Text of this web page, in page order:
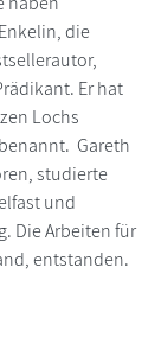
die
Er hat
Lochs
Gareth
studierte
und
Die Arbeiten für
entstanden.